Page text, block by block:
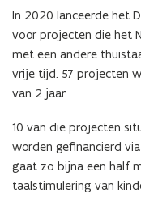
i
e
u
w
v
n
s
t
e
In 2020 lanceerde het
voor projecten die het
met een andere
vrije tijd. 57 projecten
van 2 jaar.
10 van die projecten
worden gefinancierd
gaat zo bijna een half
taalstimulering van